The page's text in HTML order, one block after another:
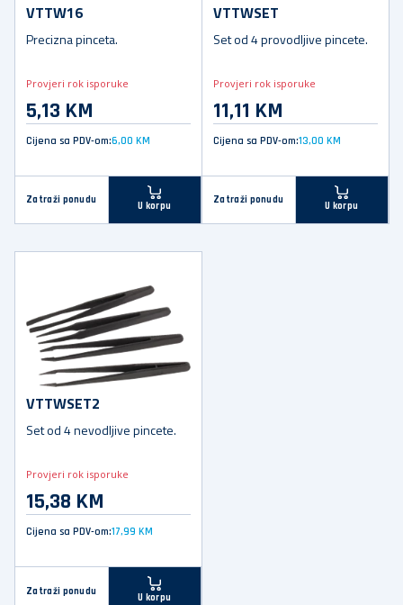
VTTW16
Precizna pinceta.
Provjeri rok isporuke
5,13 KM
Cijena sa PDV-om:6,00 KM
Zatraži ponudu
U korpu
VTTWSET
Set od 4 provodljive pincete.
Provjeri rok isporuke
11,11 KM
Cijena sa PDV-om:13,00 KM
Zatraži ponudu
U korpu
VTTWSET2
Set od 4 nevodljive pincete.
Provjeri rok isporuke
15,38 KM
Cijena sa PDV-om:17,99 KM
Zatraži ponudu
U korpu